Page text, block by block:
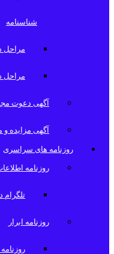
شناسنامه
مراحل
مراحل
آگهی دعوت
آگهی مزایده و
روزنامه های سراسری
روزنامه
تلگرام
روزنامه ابرار